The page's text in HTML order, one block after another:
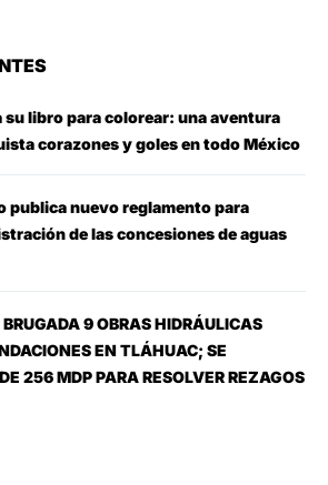
su libro para colorear: una aventura
corazones y goles en todo México
publica nuevo reglamento para
de las concesiones de aguas
9 OBRAS HIDRÁULICAS
EN TLÁHUAC; SE
256 MDP PARA RESOLVER REZAGOS